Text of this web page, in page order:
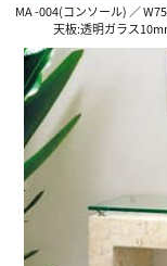
MA -004(コンソール) ／
天板:透明ガラス